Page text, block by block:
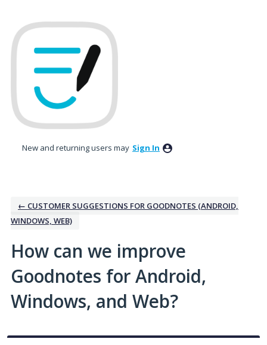
to
content
New and returning users may Sign In
← CUSTOMER SUGGESTIONS FOR GOODNOTES (ANDROID,
WINDOWS, WEB)
How can we improve
Goodnotes for Android,
Windows, and Web?